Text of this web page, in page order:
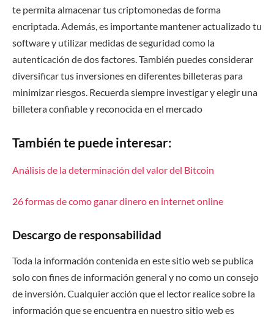
te permita almacenar tus criptomonedas de forma
encriptada. Además, es importante mantener actualizado tu
software y utilizar medidas de seguridad como la
autenticación de dos factores. También puedes considerar
diversificar tus inversiones en diferentes billeteras para
minimizar riesgos. Recuerda siempre investigar y elegir una
billetera confiable y reconocida en el mercado
También te puede interesar:
Análisis de la determinación del valor del Bitcoin
26 formas de como ganar dinero en internet online
Descargo de responsabilidad
Toda la información contenida en este sitio web se publica
solo con fines de información general y no como un consejo
de inversión. Cualquier acción que el lector realice sobre la
información que se encuentra en nuestro sitio web es